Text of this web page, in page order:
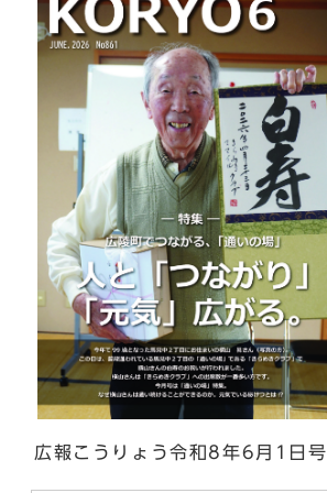
広報こうりょう令和8年6月1日号